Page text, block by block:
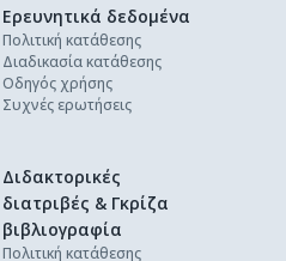
Ερευνητικά δεδομένα
Πολιτική κατάθεσης
Διαδικασία κατάθεσης
Οδηγός χρήσης
Συχνές ερωτήσεις
Διδακτορικές
διατριβές & Γκρίζα
βιβλιογραφία
Πολιτική κατάθεσης